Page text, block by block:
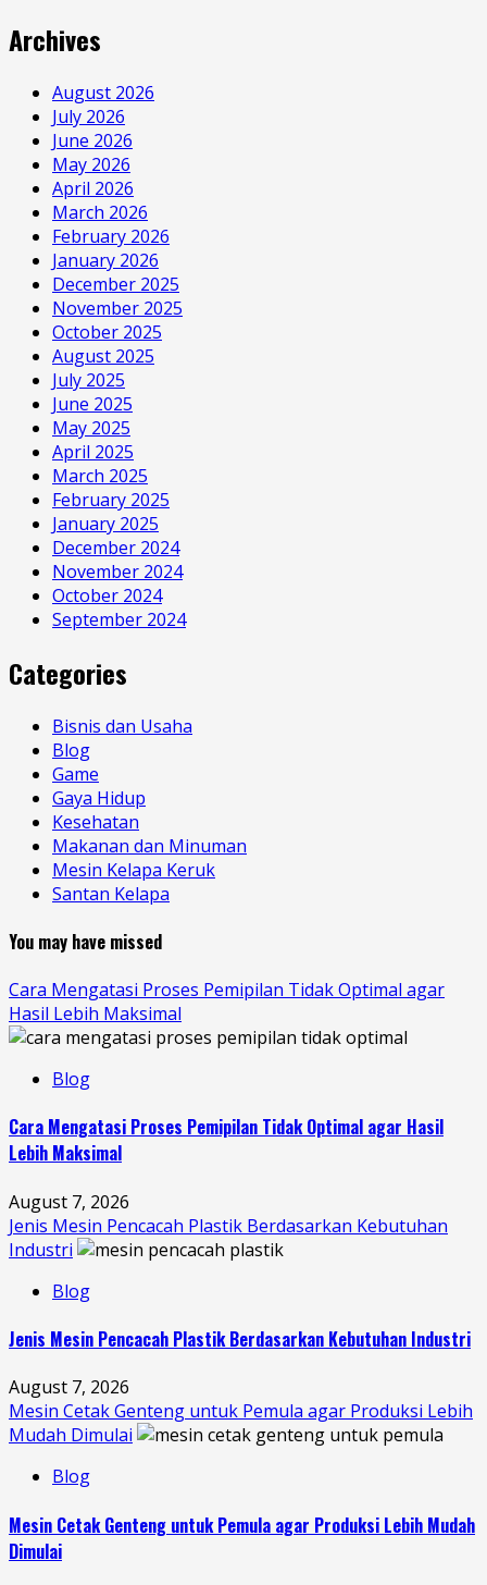
Archives
August 2026
July 2026
June 2026
May 2026
April 2026
March 2026
February 2026
January 2026
December 2025
November 2025
October 2025
August 2025
July 2025
June 2025
May 2025
April 2025
March 2025
February 2025
January 2025
December 2024
November 2024
October 2024
September 2024
Categories
Bisnis dan Usaha
Blog
Game
Gaya Hidup
Kesehatan
Makanan dan Minuman
Mesin Kelapa Keruk
Santan Kelapa
You may have missed
Cara Mengatasi Proses Pemipilan Tidak Optimal agar
Hasil Lebih Maksimal
Blog
Cara Mengatasi Proses Pemipilan Tidak Optimal agar Hasil
Lebih Maksimal
August 7, 2026
Jenis Mesin Pencacah Plastik Berdasarkan Kebutuhan
Industri
Blog
Jenis Mesin Pencacah Plastik Berdasarkan Kebutuhan Industri
August 7, 2026
Mesin Cetak Genteng untuk Pemula agar Produksi Lebih
Mudah Dimulai
Blog
Mesin Cetak Genteng untuk Pemula agar Produksi Lebih Mudah
Dimulai